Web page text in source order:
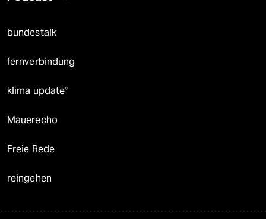
bundestalk
fernverbindung
klima update°
Mauerecho
Freie Rede
reingehen